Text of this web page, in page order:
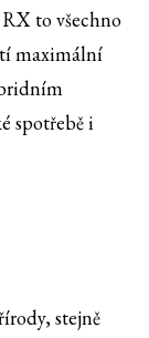
to všechno
maximální
spotřebě i
stejně